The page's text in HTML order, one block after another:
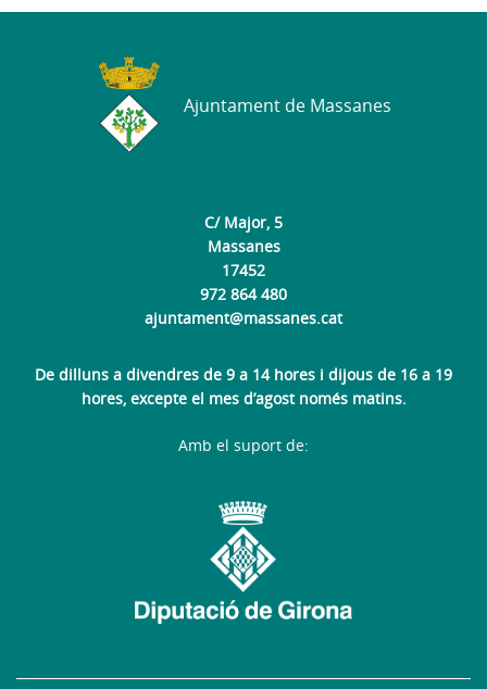
C/ Major, 5
Massanes
17452
972 864 480
ajuntament@massanes.cat
De dilluns a divendres de 9 a 14 hores i dijous de 16 a 19
hores, excepte el mes d’agost només matins.
Ajuntament de Massanes
Amb el suport de: